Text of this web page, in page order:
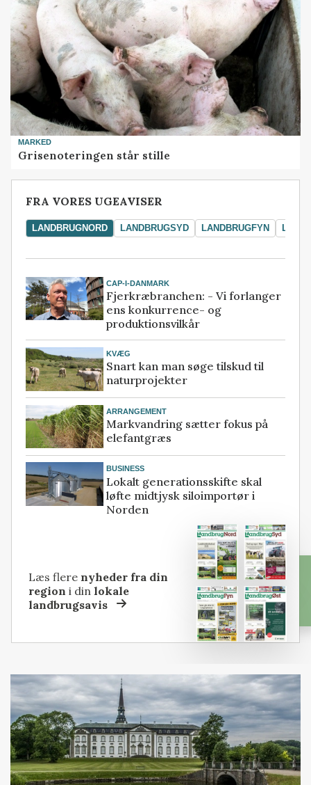
MARKED
Grisenoteringen står stille
FRA VORES UGEAVISER
LANDBRUGNORD LANDBRUGSYD LANDBRUGFYN
CAP-I-DANMARK
Fjerkræbranchen: - Vi forlanger
ens konkurrence- og
produktionsvilkår
KVÆG
Snart kan man søge tilskud til
naturprojekter
ARRANGEMENT
Markvandring sætter fokus på
elefantgræs
BUSINESS
Lokalt generationsskifte skal
løfte midtjysk siloimportør i
Norden
Læs flere nyheder fra din
region i dinlokale
landbrugsavis